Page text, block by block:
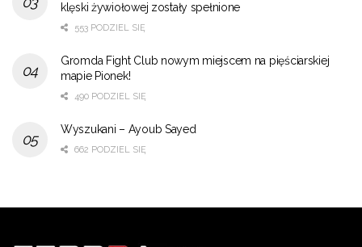
klęski żywiołowej zostały spełnione
553 PODZIEL SIĘ
Gromda Fight Club nowym miejscem na pięściarskiej
mapie Pionek!
490 PODZIEL SIĘ
Wyszukani – Ayoub Sayed
662 PODZIEL SIĘ